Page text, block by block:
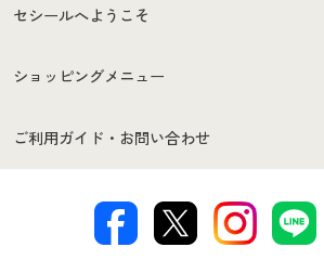
セシールへようこそ
はじめての方へ
セシールご利用規約
著作権・商標について 会社案内
ショッピングメニュー
商品カテゴリ
ご利用ガイド・お問い合わせ
交換・返品は お支払は